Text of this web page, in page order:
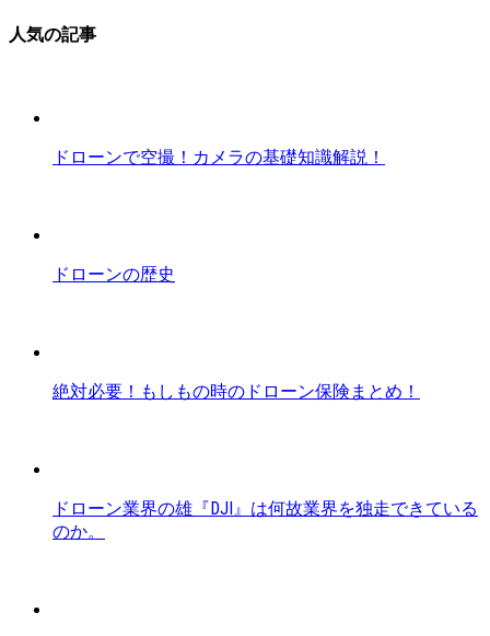
人気の記事
ドローンで空撮！カメラの基礎知識解説！
ドローンの歴史
絶対必要！もしもの時のドローン保険まとめ！
ドローン業界の雄『DJI』は何故業界を独走できている
のか。